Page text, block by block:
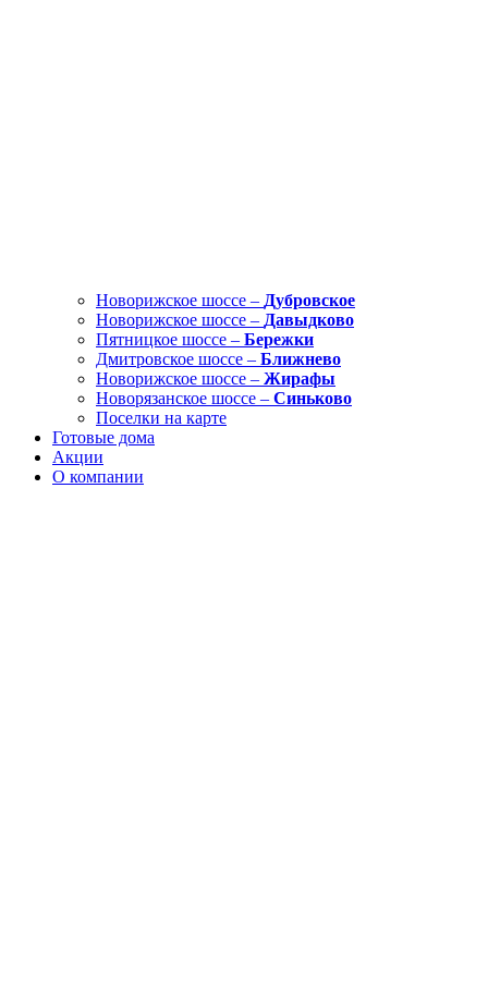
Новорижское шоссе – Дубровское
Новорижское шоссе – Давыдково
Пятницкое шоссе – Бережки
Дмитровское шоссе – Ближнево
Новорижское шоссе – Жирафы
Новорязанское шоссе – Синьково
Поселки на карте
Готовые дома
Акции
О компании